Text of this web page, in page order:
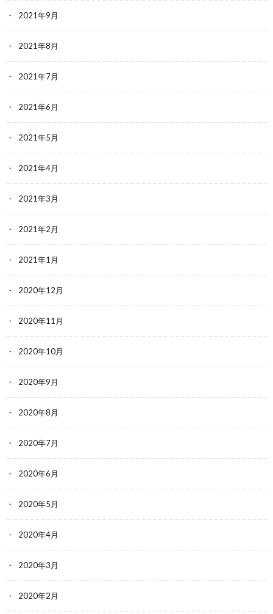
2021年9月
2021年8月
2021年7月
2021年6月
2021年5月
2021年4月
2021年3月
2021年2月
2021年1月
2020年12月
2020年11月
2020年10月
2020年9月
2020年8月
2020年7月
2020年6月
2020年5月
2020年4月
2020年3月
2020年2月